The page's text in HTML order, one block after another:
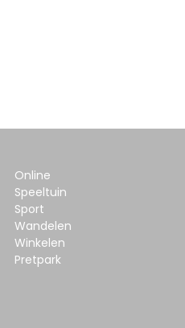
Online
Speeltuin
Sport
Wandelen
Winkelen
Pretpark